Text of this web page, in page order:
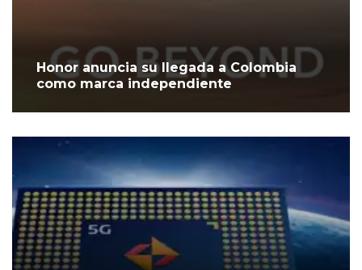
Honor anuncia su llegada a Colombia
como marca independiente